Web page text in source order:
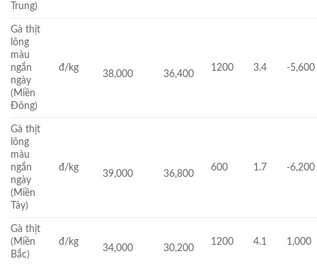
Trung)
Gà thịt
lông
màu
ngắn
ngày
(Miền
Đông)
đ/kg
38,000 36,400
1200 3.4 -5,600
Gà thịt
lông
màu
ngắn
ngày
(Miền
Tây)
đ/kg
39,000 36,800
600 1.7 -6,200
Gà thịt
(Miền
Bắc)
đ/kg
34,000 30,200
1200 4.1 1,000